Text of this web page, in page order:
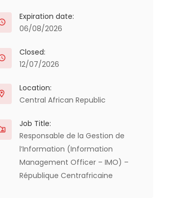
Expiration date:
06/08/2026
Closed:
12/07/2026
Location:
Central African Republic
Job Title:
Responsable de la Gestion de
l’Information (Information
Management Officer – IMO) –
République Centrafricaine